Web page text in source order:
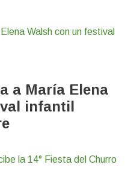
a María Elena
infantil